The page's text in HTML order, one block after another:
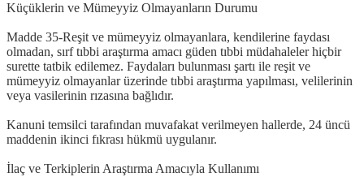
Küçüklerin ve Mümeyyiz Olmayanların Durumu
Madde 35-Reşit ve mümeyyiz olmayanlara, kendilerine faydası
olmadan, sırf tıbbi araştırma amacı güden tıbbi müdahaleler hiçbir
surette tatbik edilemez. Faydaları bulunması şartı ile reşit ve
mümeyyiz olmayanlar üzerinde tıbbi araştırma yapılması, velilerinin
veya vasilerinin rızasına bağlıdır.
Kanuni temsilci tarafından muvafakat verilmeyen hallerde, 24 üncü
maddenin ikinci fıkrası hükmü uygulanır.
İlaç ve Terkiplerin Araştırma Amacıyla Kullanımı